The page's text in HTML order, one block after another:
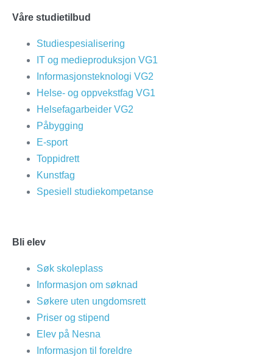
Våre studietilbud
Studiespesialisering
IT og medieproduksjon VG1
Informasjonsteknologi VG2
Helse- og oppvekstfag VG1
Helsefagarbeider VG2
Påbygging
E-sport
Toppidrett
Kunstfag
Spesiell studiekompetanse
Bli elev
Søk skoleplass
Informasjon om søknad
Søkere uten ungdomsrett
Priser og stipend
Elev på Nesna
Informasjon til foreldre